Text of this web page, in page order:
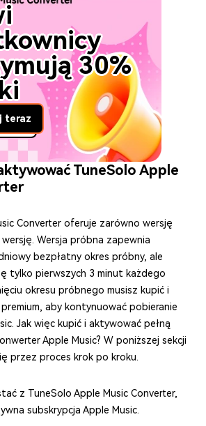
30%
teraz
TuneSolo Apple
Converter oferuje zarówno wersję
Wersja próbna zapewnia
bezpłatny okres próbny, ale
tylko pierwszych 3 minut każdego
okresu próbnego musisz kupić i
aby kontynuować pobieranie
Jak więc kupić i aktywować pełną
Apple Music? W poniższej sekcji
przez proces krok po kroku.
z TuneSolo Apple Music Converter,
subskrypcja Apple Music.